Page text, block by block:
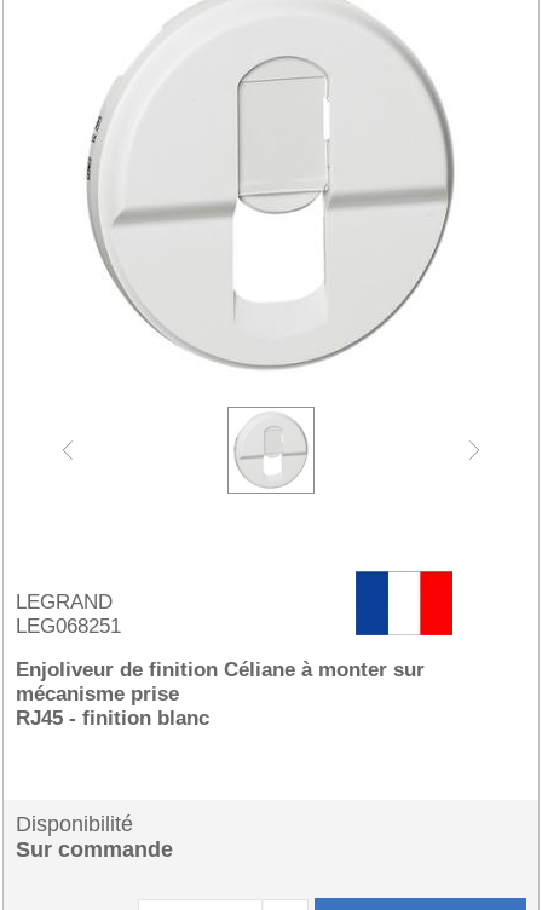
LEGRAND
LEG068251
Enjoliveur de finition Céliane à monter sur
mécanisme prise
RJ45 - finition blanc
Disponibilité
Sur commande